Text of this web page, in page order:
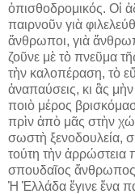
ὀπισθοδρομικός. Οἱ
παιρνοῦν γιὰ
ἄνθρωποι, γιὰ
ζοῦνε μὲ τὸ πνεῦμα
τὴν καλοπέραση, τὸ
ἀναπαύσεις, κι ἂς
ποιὸ μέρος
πρὶν ἀπὸ μᾶς στὴν
σωστὴ ξενοδουλεία,
τούτη τὴν ἀρρώστεια
σπουδαῖος
Ἡ Ἑλλάδα ἔγινε ἕνα